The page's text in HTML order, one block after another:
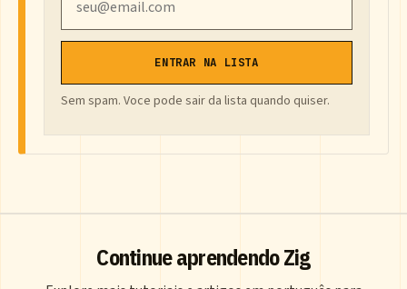
ENTRAR NA LISTA
Sem spam. Voce pode sair da lista quando quiser.
Continue aprendendo Zig